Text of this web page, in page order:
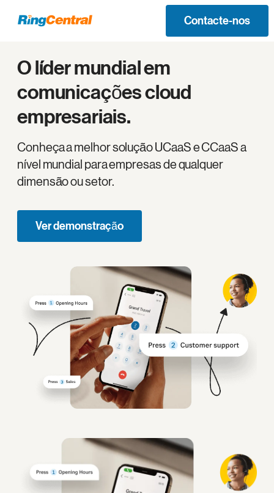
Contacte-nos
O líder mundial em
comunicações cloud
empresariais.
Conheça a melhor solução UCaaS e CCaaS a
nível mundial para empresas de qualquer
dimensão ou setor.
Ver demonstração